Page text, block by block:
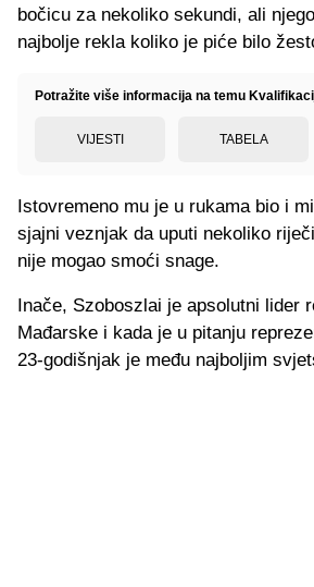
bočicu za nekoliko sekundi, ali
najbolje rekla koliko je piće bilo
Potražite više informacija na temu
VIJESTI TABELA
Istovremeno mu je u rukama bio i
sjajni veznjak da uputi nekoliko
nije mogao smoći snage.
Inače, Szoboszlai je apsolutni lider
Mađarske i kada je u pitanju
23-godišnjak je među najboljim